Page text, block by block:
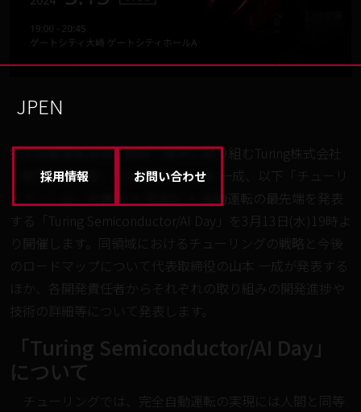
EN
JP
採用情報 お問い合わせ
完全自動運転車両の開発・販売に取り組むTuring株式会社
（東京都品川区、代表取締役：山本 一成、以下「チューリ
ング」）は、半導体 × 生成AI × 自動運転の最先端を発表
する「Turing Semiconductor/AI Day」を3月13日(水)19時よ
り開催します。同領域におけるチューリングの戦略と今後
のロードマップについて代表取締役の山本 一成が発表する
ほか、各開発責任者からそれぞれの取り組みの開発進捗や
技術の詳細等について発表します。
「Turing Semiconductor/AI Day」
について
チューリングでは、完全自動運転の実現には人間と同等